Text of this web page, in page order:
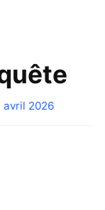
avril 2026